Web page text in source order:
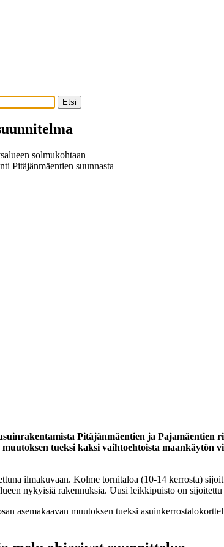
Etsi
solmukohtaan
Pitäjänmäentien ja
tueksi kaksi vaihtoehtoista maankäytön
ilmakuvaan. Kolme tornitaloa (10-14 kerrosta)
nykyisiä rakennuksia. Uusi leikkipuisto on
asemakaavan muutoksen tueksi